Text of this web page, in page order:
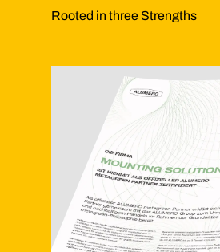
Rooted in three Strengths